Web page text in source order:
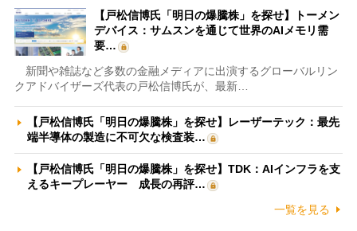
【戸松信博氏「明日の爆騰株」を探せ】トーメン
デバイス：サムスンを通じて世界のAIメモリ需
要…
新聞や雑誌など多数の金融メディアに出演するグローバルリン
クアドバイザーズ代表の戸松信博氏が、最新…
【戸松信博氏「明日の爆騰株」を探せ】レーザーテック：最先
端半導体の製造に不可欠な検査装…
【戸松信博氏「明日の爆騰株」を探せ】TDK：AIインフラを支
えるキープレーヤー 成長の再評…
一覧を見る